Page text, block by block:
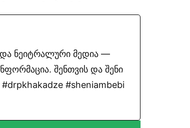
ნეიტრალური მედია —
შენთვის და შენი
#sheniambebi